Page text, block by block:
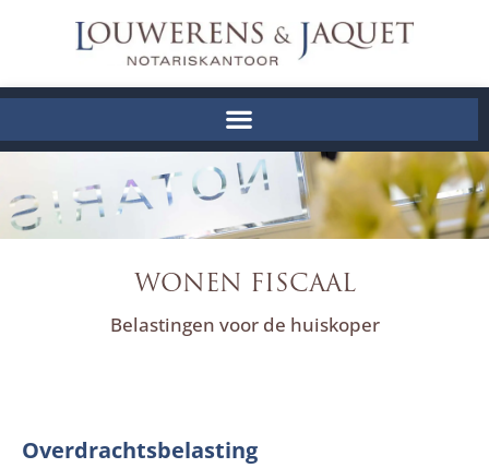
WONEN FISCAAL
Belastingen voor de huiskoper
Overdrachtsbelasting